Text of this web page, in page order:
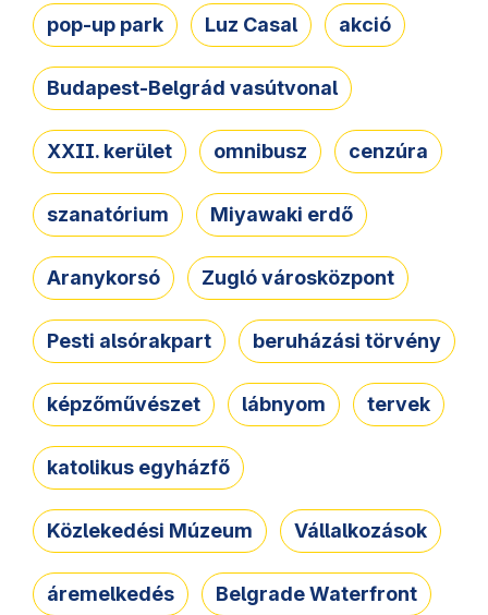
pop-up park Luz Casal akció
Budapest-Belgrád vasútvonal
XXII. kerület omnibusz cenzúra
szanatórium Miyawaki erdő
Aranykorsó Zugló városközpont
Pesti alsórakpart beruházási törvény
képzőművészet lábnyom tervek
katolikus egyházfő
Közlekedési Múzeum Vállalkozások
áremelkedés Belgrade Waterfront